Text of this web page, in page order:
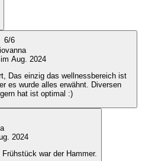
6/6
Aug. 2024
ist
es wurde alles erwähnt. Diversen
hat ist optimal :)
2024
war der Hammer.